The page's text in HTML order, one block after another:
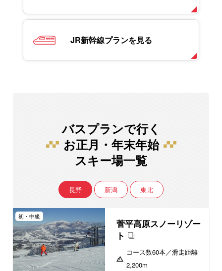
JR新幹線プランを見る
バスプランで行く
お正月・年末年始
スキー場一覧
長野 新潟 東北
初・中級
菅平高原スノーリゾー
ト
コース数60本／滑走距離
2,200m